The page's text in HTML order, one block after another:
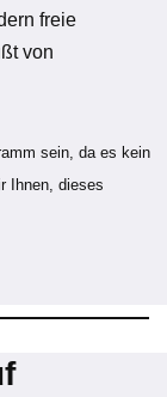
freie
von
sein, da es kein
Ihnen, dieses